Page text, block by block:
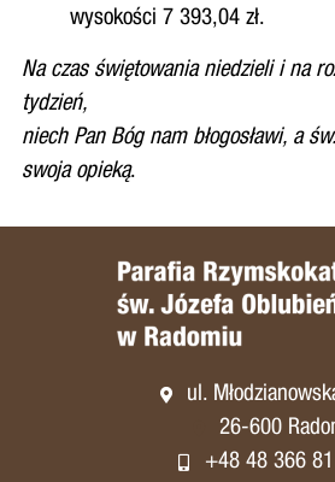
wysokości 7 393,04 zł.
Na czas świętowania niedzieli i na
tydzień,
niech Pan Bóg nam błogosławi, a
swoja opieką.
ul.
26-600
+48 48 366